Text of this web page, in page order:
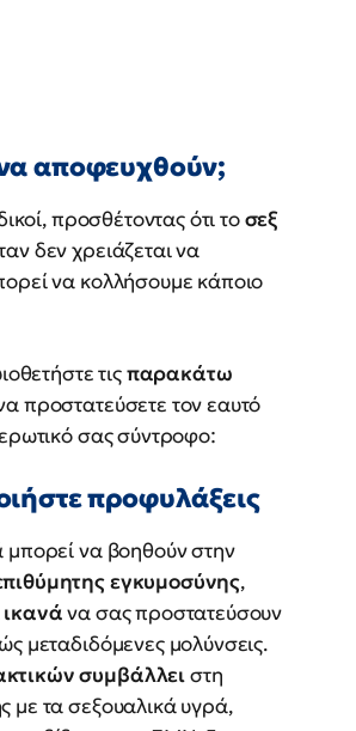
αποφευχθούν;
προσθέτοντας ότι τοσεξ
δεν χρειάζεται να
να κολλήσουμε κάποιο
τιςπαρακάτω
προστατεύσετε τον εαυτό
σας σύντροφο:
προφυλάξεις
μπορεί να βοηθούν στην
εγκυμοσύνης,
ικανάνα σας προστατεύσουν
μεταδιδόμενες μολύνσεις.
συμβάλλειστη
με τα σεξουαλικά υγρά,